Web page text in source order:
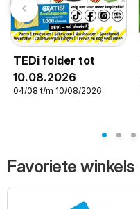
TEDi folder tot
10.08.2026
04/08 t/m 10/08/2026
Favoriete winkels